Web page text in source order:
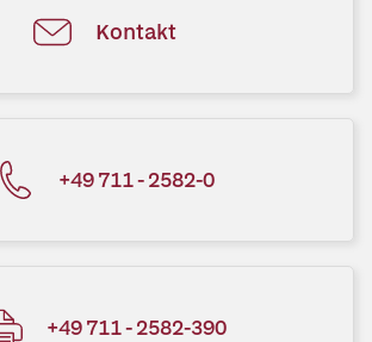
Kontakt
+49 711 - 2582-0
+49 711 - 2582-390